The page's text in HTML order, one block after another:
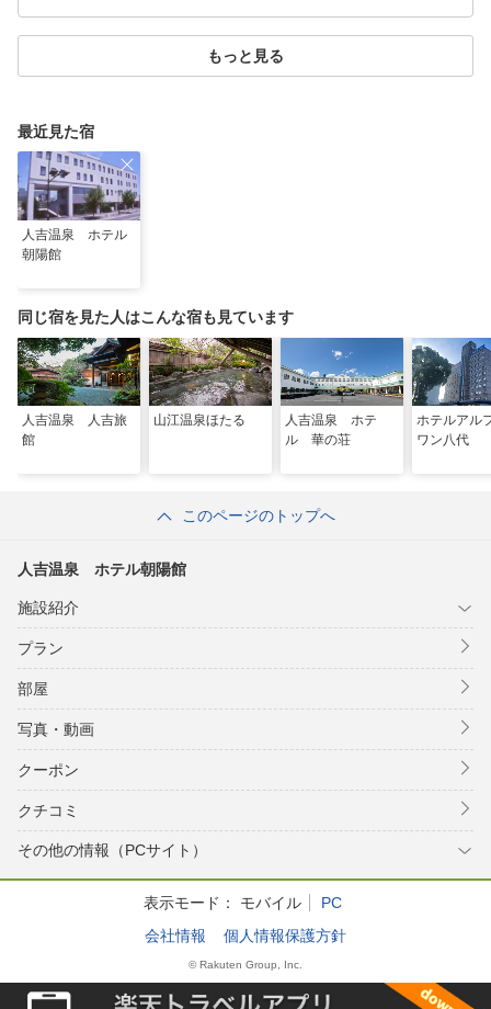
もっと見る
最近見た宿
人吉温泉 ホテル
朝陽館
同じ宿を見た人はこんな宿も見ています
人吉温泉 人吉旅
館
山江温泉ほたる
人吉温泉 ホテ
ル 華の荘
ホテルアル
ワン八代
このページのトップへ
人吉温泉 ホテル朝陽館
施設紹介
プラン
部屋
写真・動画
クーポン
クチコミ
その他の情報（PCサイト）
表示モード： モバイル
PC
会社情報
個人情報保護方針
© Rakuten Group, Inc.